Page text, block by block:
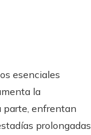
esenciales
la
parte, enfrentan
prolongadas